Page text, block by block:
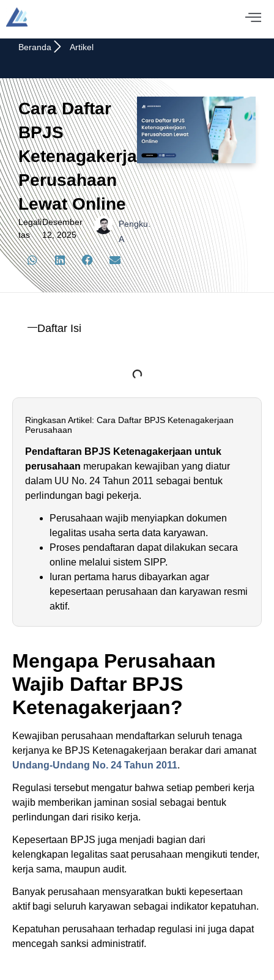
Beranda Artikel
Cara Daftar
BPJS
Ketenagakerjaan
Perusahaan
Lewat Online
Legali
tas
Desember
12, 2025
Pengku.
A
Daftar Isi
Ringkasan Artikel: Cara Daftar BPJS Ketenagakerjaan
Perusahaan
Pendaftaran BPJS Ketenagakerjaan untuk
perusahaan merupakan kewajiban yang diatur
dalam UU No. 24 Tahun 2011 sebagai bentuk
perlindungan bagi pekerja.
Perusahaan wajib menyiapkan dokumen
legalitas usaha serta data karyawan.
Proses pendaftaran dapat dilakukan secara
online melalui sistem SIPP.
Iuran pertama harus dibayarkan agar
kepesertaan perusahaan dan karyawan resmi
aktif.
Mengapa Perusahaan
Wajib Daftar BPJS
Ketenagakerjaan?
Kewajiban perusahaan mendaftarkan seluruh tenaga
kerjanya ke BPJS Ketenagakerjaan berakar dari amanat
Undang-Undang No. 24 Tahun 2011.
Regulasi tersebut mengatur bahwa setiap pemberi kerja
wajib memberikan jaminan sosial sebagai bentuk
perlindungan dari risiko kerja.
Kepesertaan BPJS juga menjadi bagian dari
kelengkapan legalitas saat perusahaan mengikuti tender,
kerja sama, maupun audit.
Banyak perusahaan mensyaratkan bukti kepesertaan
aktif bagi seluruh karyawan sebagai indikator kepatuhan.
Kepatuhan perusahaan terhadap regulasi ini juga dapat
mencegah sanksi administratif.